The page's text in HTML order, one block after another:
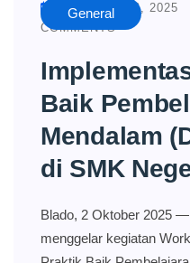
General
OCTOBER 16, 2025
COMMENTS
Baik
Mendalam
di SMK
Blado, 2 Oktober 2025
menggelar kegiatan